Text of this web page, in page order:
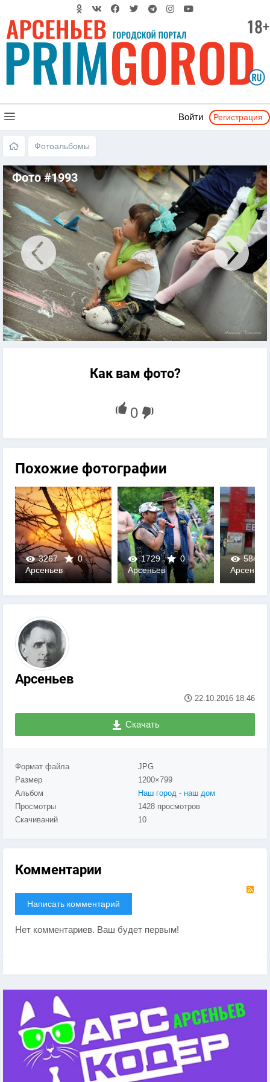
Войти Регистрация
Фотоальбомы
Фото #1993
Как вам фото?
Похожие фотографии
3267
0
0
Арсеньев
1729
0
0
Арсеньев
5847
0
Арсеньев
Арсеньев
22.10.2016 18:46
Скачать
Формат файла
JPG
Размер
1200×799
Альбом
Наш город - наш дом
Просмотры
1428 просмотров
Скачиваний
10
Комментарии
Написать комментарий
Нет комментариев. Ваш будет первым!